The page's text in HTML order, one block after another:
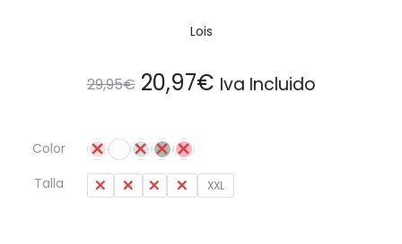
Lois
29,95€ El
original
20,97€El
actual
Iva Incluido
Color
Talla
S M L XL XXL